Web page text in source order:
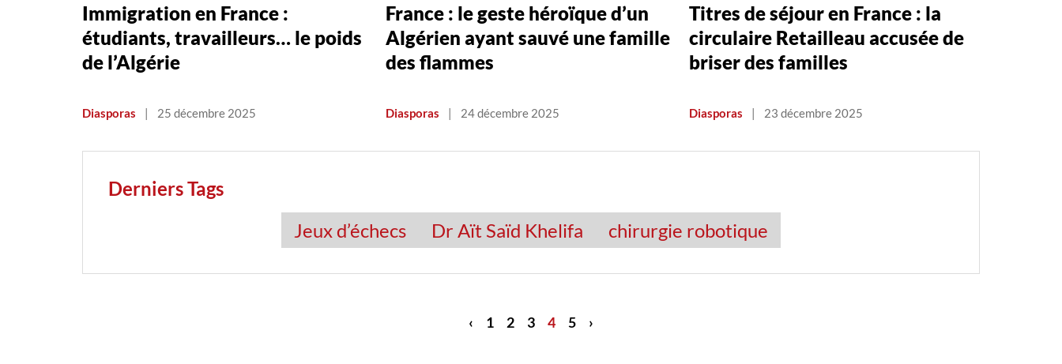
Immigration en France :
étudiants, travailleurs… le poids
de l’Algérie
Diasporas | 25 décembre 2025
France : le geste héroïque d’un
Algérien ayant sauvé une famille
des flammes
Diasporas | 24 décembre 2025
Titres de séjour en France : la
circulaire Retailleau accusée de
briser des familles
Diasporas | 23 décembre 2025
Derniers Tags
Jeux d’échecs
Dr Aït Saïd Khelifa chirurgie robotique
‹ 1 2 3 4 5 ›